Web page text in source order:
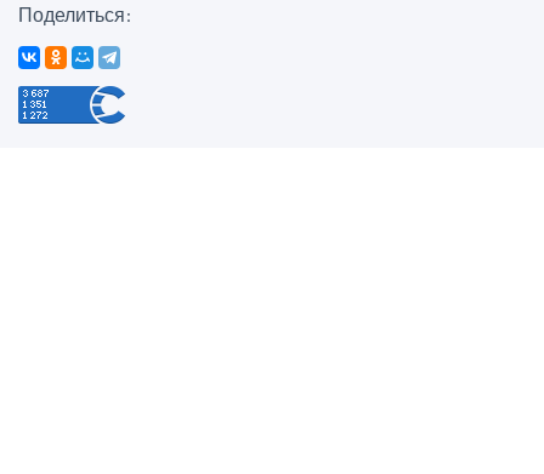
Поделиться: